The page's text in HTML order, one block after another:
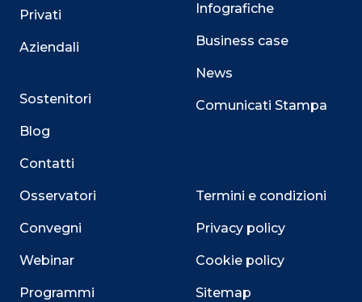
Privati
Aziendali
Sostenitori
Blog
Contatti
Osservatori
Convegni
Webinar
Programmi
Infografiche
Business case
News
Comunicati Stampa
Termini e condizioni
Privacy policy
Cookie policy
Sitemap